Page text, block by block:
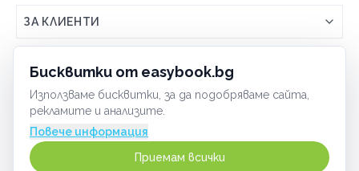
Бисквитки от easybook.bg
Използваме бисквитки, за да подобряваме сайта,
рекламите и анализите.
Повече информация
Приемам всички
Връзка с easybook.bg
Как работи easybook
Често задавани въпроси
ЗА КЛИЕНТИ
Условия за ползване
GDPR политика
Сигурност
ЗА ТЪРГОВЦИ
Включи бизнеса си
Управлявай ефективно с easybook
ОБЩИ
Бисквитки